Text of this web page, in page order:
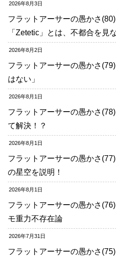
2026年8月3日
フラットアーサーの愚かさ
「Zetetic」とは、不都合を見
2026年8月2日
フラットアーサーの愚かさ
はない」
2026年8月1日
フラットアーサーの愚かさ
て解決！？
2026年8月1日
フラットアーサーの愚かさ
の星空を説明！
2026年8月1日
フラットアーサーの愚かさ
モ重力不存在論
2026年7月31日
フラットアーサーの愚かさ